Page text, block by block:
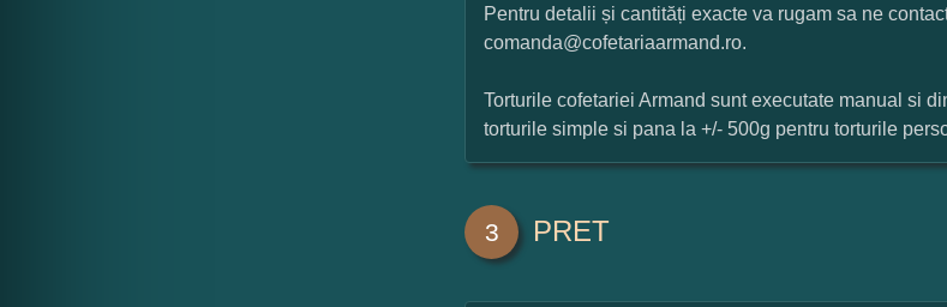
Pentru detalii și cantități exacte va rugam sa ne
comanda@cofetariaarmand.ro.
Torturile cofetariei Armand sunt executate manual si
torturile simple si pana la +/- 500g pentru torturile
3 PRET